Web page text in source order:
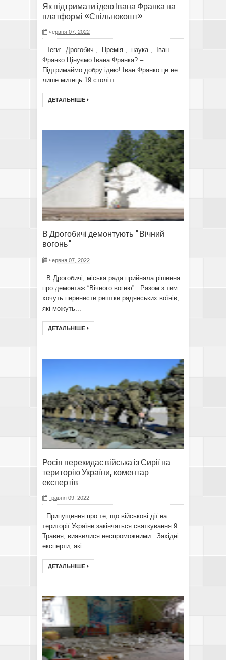
Як підтримати ідею Івана Франка на
платформі «Спільнокошт»
червня 07, 2022
Теги: Дрогобич , Премія , наука , Іван
Франко Цінуємо Івана Франка? –
Підтримаймо добру ідею! Іван Франко це не
лише митець 19 столітт...
ДЕТАЛЬНІШЕ
В Дрогобичі демонтують "Вічний
вогонь"
червня 07, 2022
В Дрогобичі, міська рада прийняла рішення
про демонтаж “Вічного вогню”. Разом з тим
хочуть перенести рештки радянських воїнів,
які можуть...
ДЕТАЛЬНІШЕ
Росія перекидає війська із Сирії на
територію України, коментар
експертів
травня 09, 2022
Припущення про те, що військові дії на
території України закінчаться святкування 9
Травня, виявилися неспроможними. Західні
експерти, які...
ДЕТАЛЬНІШЕ